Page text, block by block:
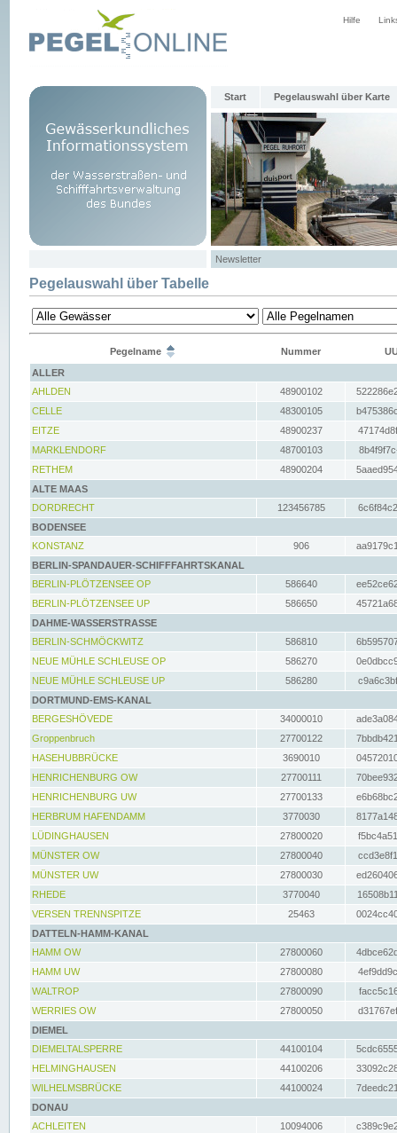
Hilfe
Start Pegelauswahl über Karte
Newsletter
Pegelauswahl über Tabelle
Pegelname Nummer
ALLER
AHLDEN
48900102
CELLE
48300105
EITZE
48900237
MARKLENDORF
48700103
RETHEM
48900204
ALTE MAAS
DORDRECHT
123456785
BODENSEE
KONSTANZ
906
BERLIN-SPANDAUER-SCHIFFFAHRTSKANAL
BERLIN-PLÖTZENSEE OP
586640
BERLIN-PLÖTZENSEE UP
586650
DAHME-WASSERSTRASSE
BERLIN-SCHMÖCKWITZ
586810
NEUE MÜHLE SCHLEUSE OP
586270
NEUE MÜHLE SCHLEUSE UP
586280
DORTMUND-EMS-KANAL
BERGESHÖVEDE
34000010
Groppenbruch
27700122
HASEHUBBRÜCKE
3690010
HENRICHENBURG OW
27700111
HENRICHENBURG UW
27700133
HERBRUM HAFENDAMM
3770030
LÜDINGHAUSEN
27800020
MÜNSTER OW
27800040
MÜNSTER UW
27800030
RHEDE
3770040
VERSEN TRENNSPITZE
25463
DATTELN-HAMM-KANAL
HAMM OW
27800060
HAMM UW
27800080
WALTROP
27800090
WERRIES OW
27800050
DIEMEL
DIEMELTALSPERRE
44100104
HELMINGHAUSEN
44100206
WILHELMSBRÜCKE
44100024
DONAU
ACHLEITEN
10094006